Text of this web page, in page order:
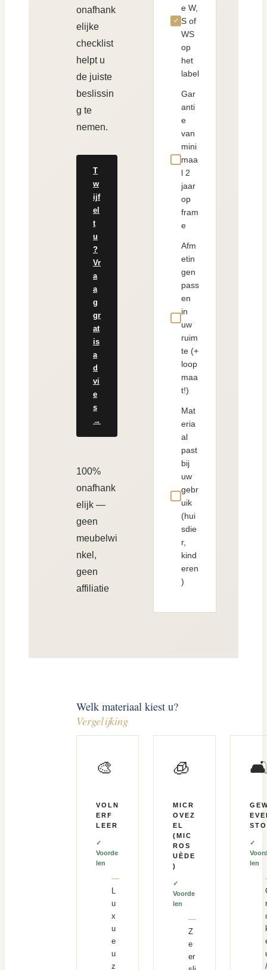
onafhank
elijke
checklist
helpt u
de juiste
beslissin
g te
nemen.
T
w
ijf
el
t
u
?
Vr
a
a
g
gr
at
is
a
d
vi
e
s
→
100%
onafhank
elijk —
geen
meubelwi
nkel,
geen
affiliatie
✓
e W,
S of
WS
op
het
label
Gar
anti
e
van
mini
maa
l 2
jaar
op
fram
e
Afm
etin
gen
pass
en
in
uw
ruim
te (+
loop
maa
t!)
Mat
eria
al
past
bij
uw
gebr
uik
(hui
sdie
r,
kind
eren
)
Welk materiaal kiest u?
Vergelijking
🎨
VOLN
ERF
LEER
✓
Voorde
len
L
u
x
u
e
u
z
🧊
MICR
OVEZ
EL
(MIC
ROS
UÈDE
)
✓
Voorde
len
Z
e
er
✓
len